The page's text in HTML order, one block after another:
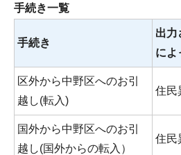
手続き一覧
手続き
出力
によ
区外から中野区へのお引
越し(転入)
住民
国外から中野区へのお引
越し(国外からの転入）
住民